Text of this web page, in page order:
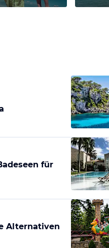
für
Alternativen